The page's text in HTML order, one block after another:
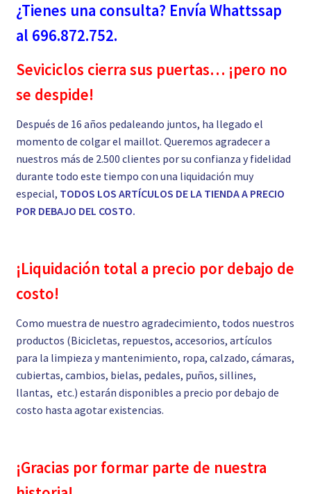
¿Tienes una consulta? Envía Whattssap
al 696.872.752.
Seviciclos cierra sus puertas… ¡pero no
se despide!
Después de 16 años pedaleando juntos, ha llegado el
momento de colgar el maillot. Queremos agradecer a
nuestros más de 2.500 clientes por su confianza y fidelidad
durante todo este tiempo con una liquidación muy
especial, TODOS LOS ARTÍCULOS DE LA TIENDA A PRECIO
POR DEBAJO DEL COSTO.
¡Liquidación total a precio por debajo de
costo!
Como muestra de nuestro agradecimiento, todos nuestros
productos (Bicicletas, repuestos, accesorios, artículos
para la limpieza y mantenimiento, ropa, calzado, cámaras,
cubiertas, cambios, bielas, pedales, puños, sillines,
llantas, etc.) estarán disponibles a precio por debajo de
costo hasta agotar existencias.
¡Gracias por formar parte de nuestra